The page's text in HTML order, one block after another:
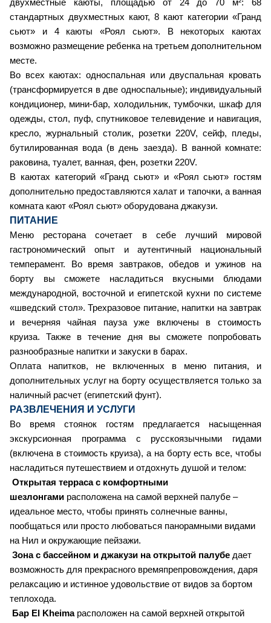
двухместные каюты, площадью от 24 до 70 м²: 68
стандартных двухместных кают, 8 кают категории «Гранд
сьют» и 4 каюты «Роял сьют». В некоторых каютах
возможно размещение ребенка на третьем дополнительном
месте.
Во всех каютах: односпальная или двуспальная кровать
(трансформируется в две односпальные); индивидуальный
кондиционер, мини-бар, холодильник, тумбочки, шкаф для
одежды, стол, пуф, спутниковое телевидение и навигация,
кресло, журнальный столик, розетки 220V, сейф, пледы,
бутилированная вода (в день заезда).
В ванной комнате:
раковина, туалет, ванная, фен, розетки 220V.
В каютах категорий «Гранд сьют» и «Роял сьют» гостям
дополнительно предоставляются халат и тапочки, а ванная
комната кают «Роял сьют» оборудована джакузи.
ПИТАНИЕ
Меню ресторана сочетает в себе лучший мировой
гастрономический опыт и аутентичный национальный
темперамент. Во время завтраков, обедов и ужинов на
борту вы сможете насладиться вкусными блюдами
международной, восточной и египетской кухни по системе
«шведский стол». Трехразовое питание, напитки на завтрак
и вечерняя чайная пауза уже включены в стоимость
круиза.Также в течение дня вы сможете попробовать
разнообразные напитки и закуски в барах.
Оплата напитков, не включенных в меню питания, и
дополнительных услуг на борту осуществляется только за
наличный расчет (египетский фунт).
РАЗВЛЕЧЕНИЯ И УСЛУГИ
Во время стоянок гостям предлагается насыщенная
экскурсионная программа с русскоязычными гидами
(включена в стоимость круиза), а на борту есть все, чтобы
насладиться путешествием и отдохнуть душой и телом:
Открытая терраса с комфортными
шезлонгами расположена на самой верхней палубе –
идеальное место, чтобы принять солнечные ванны,
пообщаться или просто любоваться панорамными видами
на Нил и окружающие пейзажи.
Зона с бассейном и джакузи на открытой палубе дает
возможность для прекрасного времяпрепровождения, даря
релаксацию и истинное удовольствие от видов за бортом
теплохода.
Бар El Kheimaрасположен на самой верхней открытой